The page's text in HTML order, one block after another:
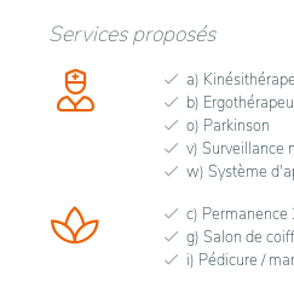
Services proposés
a)
b)
o) Parkinson
v) Surveillance
w) Système
c)
g) Salon de
i) Pédicure /